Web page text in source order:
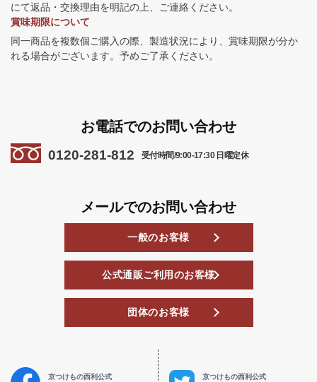
にて返品・交換理由を明記の上、ご連絡ください。
賞味期限について
同一商品を複数個ご購入の際、製造状況により、賞味期限が分か
れる場合がございます。予めご了承ください。
お電話でのお問い合わせ
0120-281-812 受付時間/9:00-17:30 日曜定休
メールでのお問い合わせ
一般のお客様
公式通販ご利用のお客様
団体のお客様
京つけもの西利公式 京つけもの西利公式